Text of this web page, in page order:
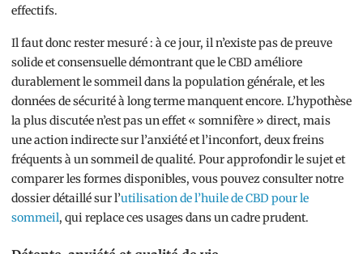
effectifs.
Il faut donc rester mesuré : à ce jour, il n’existe pas de preuve
solide et consensuelle démontrant que le CBD améliore
durablement le sommeil dans la population générale, et les
données de sécurité à long terme manquent encore. L’hypothèse
la plus discutée n’est pas un effet « somnifère » direct, mais
une action indirecte sur l’anxiété et l’inconfort, deux freins
fréquents à un sommeil de qualité. Pour approfondir le sujet et
comparer les formes disponibles, vous pouvez consulter notre
dossier détaillé sur l’utilisation de l’huile de CBD pour le
sommeil, qui replace ces usages dans un cadre prudent.